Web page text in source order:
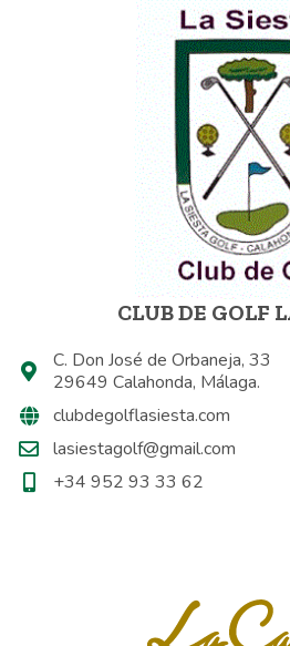
CLUB DE GOLF
C. Don José de Orbaneja, 33
29649 Calahonda, Málaga.
clubdegolflasiesta.com
lasiestagolf@gmail.com
+34 952 93 33 62